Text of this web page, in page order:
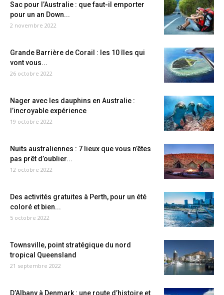
Sac pour l’Australie : que faut-il emporter
pour un an Down...
2 novembre 2022
Grande Barrière de Corail : les 10 îles qui
vont vous...
26 octobre 2022
Nager avec les dauphins en Australie :
l’incroyable expérience
19 octobre 2022
Nuits australiennes : 7 lieux que vous n’êtes
pas prêt d’oublier...
12 octobre 2022
Des activités gratuites à Perth, pour un été
coloré et bien...
5 octobre 2022
Townsville, point stratégique du nord
tropical Queensland
21 septembre 2022
D’Albany à Denmark : une route d’histoire et